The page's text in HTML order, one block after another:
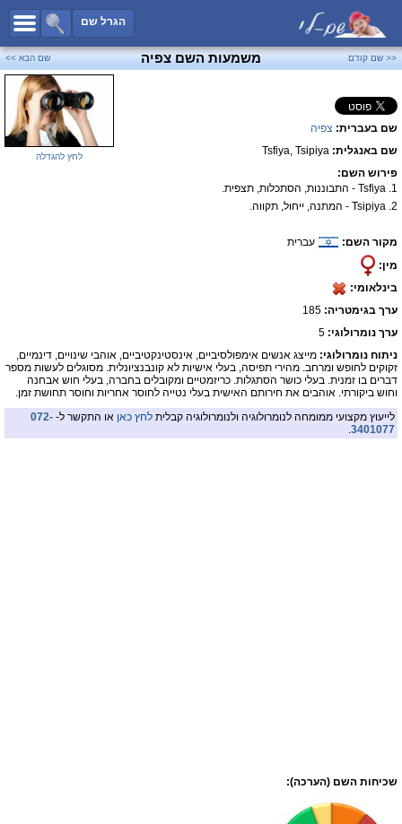
הגרל שם
כל השמות
שמות לבנים
שמות לבנות
שמות משותפים
שמות נפוצים
פייסבוק
<< שם קודם משמעות השם צפיה שם הבא >>
שם בעברית: צפיה
שם באנגלית: Tsfiya, Tsipiya
פירוש השם:
1. Tsfiya - התבוננות, הסתכלות, תצפית.
2. Tsipiya - המתנה, ייחול, תקווה.
מקור השם:
עברית
מין:
בינלאומי:
ערך בגימטריה:
ערך נומרולוגי: 5
לחץ להגדלה
ניתוח נומרולוגי: מייצג אנשים אימפולסיביים, אינסטינקטיביים, אוהבי שינויים, דינמיים,
זקוקים לחופש ומרחב. מהירי תפיסה, בעלי אישיות לא קונבנציונלית. מסוגלים לעשות מספר
דברים בו זמנית. בעלי כושר הסתגלות. כריזמטיים ומקובלים בחברה, בעלי חוש אבחנה
וחוש ביקורתי. אוהבים את חירותם האישית בעלי נטייה לחוסר אחריות וחוסר תחושת זמן.
לייעוץ מקצועי ממומחה לנומרולוגיה ולנומרולוגיה קבלית לחץ כאן או התקשר ל- 072-
3401077
.
שכיחות השם (הערכה):